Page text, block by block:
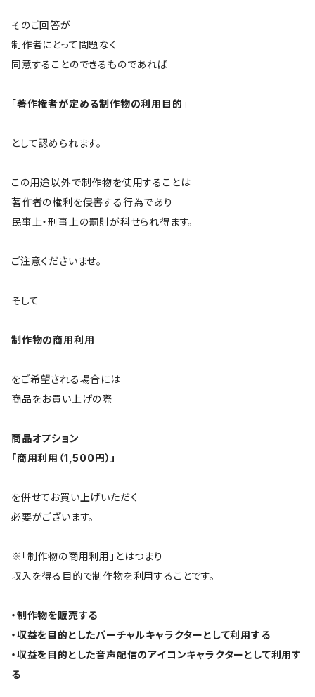
そのご回答が
制作者にとって問題なく
同意することのできるものであれば
「著作権者が定める制作物の利用目的 」
として認められます。
この用途以外で制作物を使用することは
著作者の権利を侵害する行為であり
民事上・刑事上の罰則が科せられ得ます。
ご注意くださいませ。
そして
制作物の商用利用
をご希望される場合には
商品をお買い上げの際
商品オプション
「商用利用（1,500円）」
を併せてお買い上げいただく
必要がございます。
※「制作物の商用利用」とはつまり
収入を得る目的で制作物を利用することです。
・制作物を販売する
・収益を目的としたバーチャルキャラクターとして利用する
・収益を目的とした音声配信のアイコンキャラクターとして利用す
る